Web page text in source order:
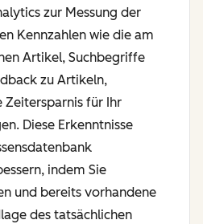
zur Messung der
Kennzahlen wie die am
Artikel, Suchbegriffe
zu Artikeln,
Zeitersparnis für Ihr
Diese Erkenntnisse
indem Sie
und bereits vorhandene
des tatsächlichen